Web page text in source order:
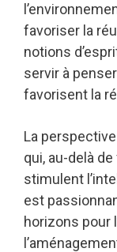
favoriser la
notions
servir à
favorisent la
La
qui, au-delà
stimulent
est
horizons pour